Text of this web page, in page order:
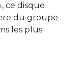
ce disque
du groupe
les plus